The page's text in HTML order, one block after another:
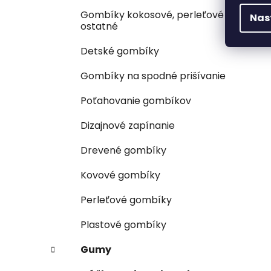
Gombíky kokosové, perleťové a
ostatné
Detské gombíky
Gombíky na spodné prišívanie
Poťahovanie gombíkov
Dizajnové zapínanie
Drevené gombíky
Kovové gombíky
Perleťové gombíky
Plastové gombíky
Gumy